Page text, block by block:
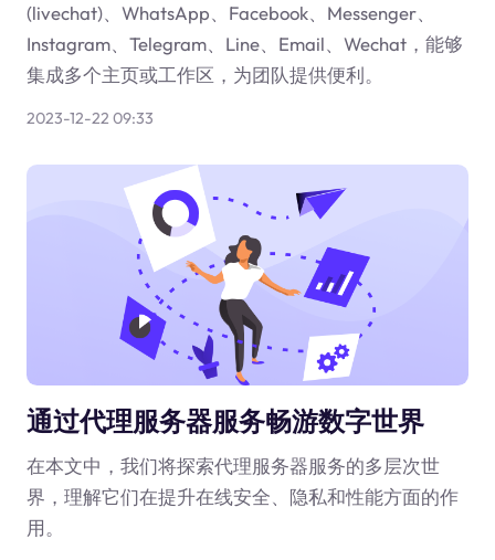
(livechat)、WhatsApp、Facebook、Messenger、
Instagram、Telegram、Line、Email、Wechat，能够
集成多个主页或工作区，为团队提供便利。
2023-12-22 09:33
通过代理服务器服务畅游数字世界
在本文中，我们将探索代理服务器服务的多层次世
界，理解它们在提升在线安全、隐私和性能方面的作
用。